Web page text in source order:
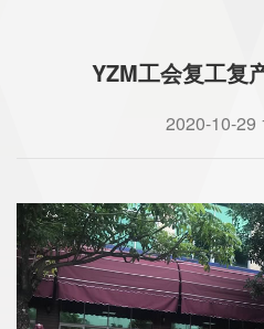
YZM工会复工复
2020-10-29